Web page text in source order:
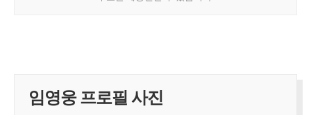
임영웅 프로필 사진